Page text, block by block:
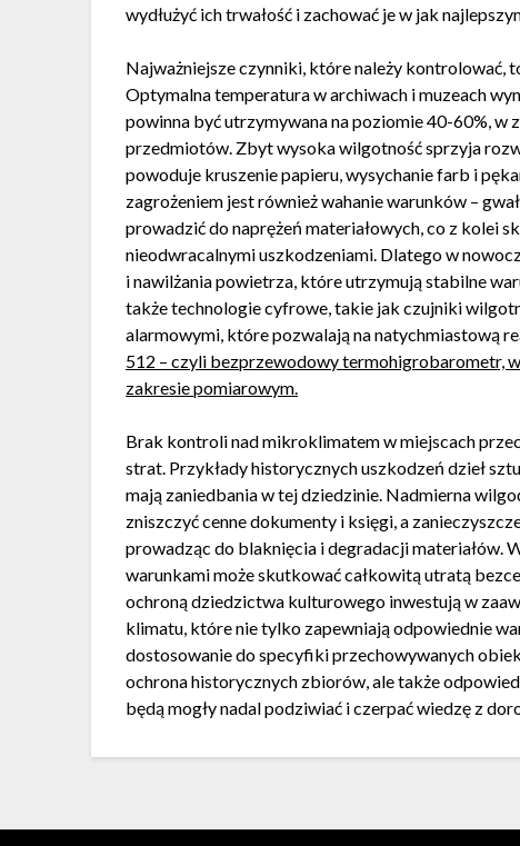
wydłużyć ich trwałość i zachować je w jak
Najważniejsze czynniki, które należy
Optymalna temperatura w archiwach i muzeach
powinna być utrzymywana na poziomie 40-60%, w
przedmiotów. Zbyt wysoka wilgotność sprzyja
powoduje kruszenie papieru, wysychanie farb i
zagrożeniem jest również wahanie warunków –
prowadzić do naprężeń materiałowych, co z kolei
nieodwracalnymi uszkodzeniami. Dlatego w
i nawilżania powietrza, które utrzymują stabilne
także technologie cyfrowe, takie jak czujniki
alarmowymi, które pozwalają na natychmiastową
512 – czyli bezprzewodowy termohigrobarometr,
zakresie pomiarowym.
Brak kontroli nad mikroklimatem w miejscach
strat. Przykłady historycznych uszkodzeń dzieł
mają zaniedbania w tej dziedzinie. Nadmierna
zniszczyć cenne dokumenty i księgi, a
prowadząc do blaknięcia i degradacji materiałów.
warunkami może skutkować całkowitą utratą
ochroną dziedzictwa kulturowego inwestują w
klimatu, które nie tylko zapewniają odpowiednie
dostosowanie do specyfiki przechowywanych
ochrona historycznych zbiorów, ale także
będą mogły nadal podziwiać i czerpać wiedzę z